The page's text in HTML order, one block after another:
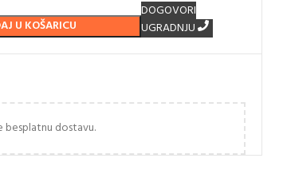
U KOŠARICU
DOGOVORI
UGRADNJU
besplatnu dostavu.